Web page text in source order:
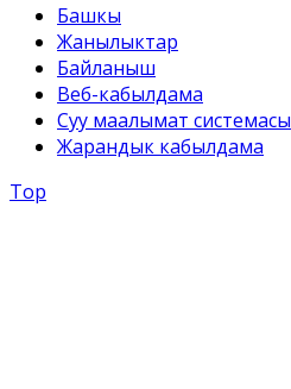
Башкы
Жанылыктар
Байланыш
Веб-кабылдама
Суу маалымат системасы
Жарандык кабылдама
Top